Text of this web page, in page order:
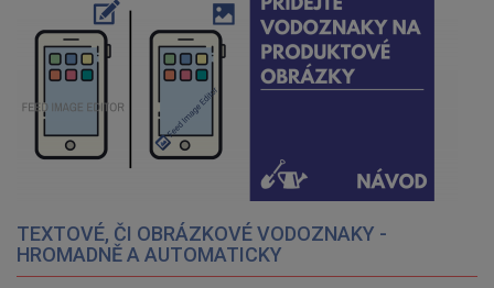
TEXTOVÉ, ČI OBRÁZKOVÉ VODOZNAKY -
HROMADNĚ A AUTOMATICKY